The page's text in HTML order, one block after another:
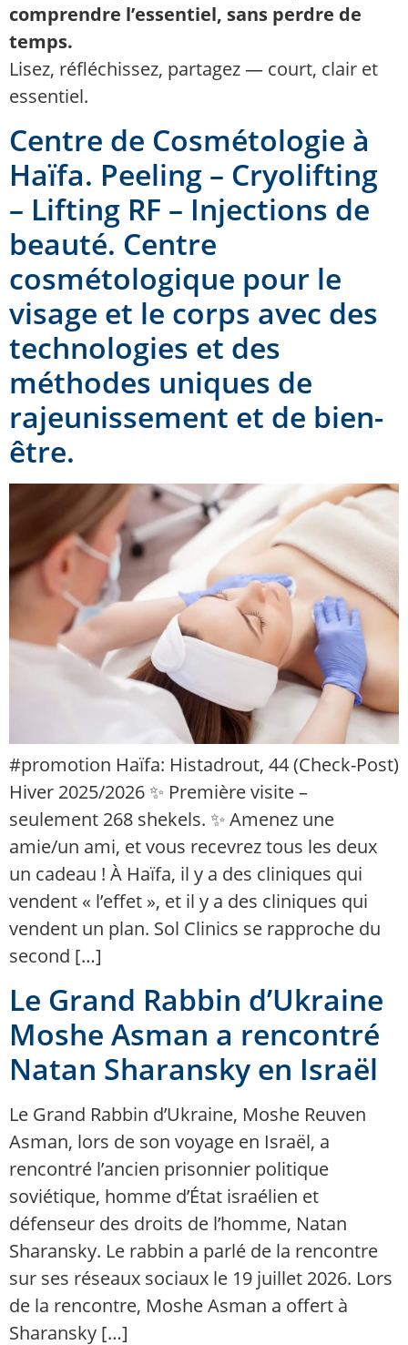
comprendre l’essentiel, sans perdre de
temps.
Lisez, réfléchissez, partagez — court, clair et
essentiel.
Centre de Cosmétologie à
Haïfa. Peeling – Cryolifting
– Lifting RF – Injections de
beauté. Centre
cosmétologique pour le
visage et le corps avec des
technologies et des
méthodes uniques de
rajeunissement et de bien-
être.
#promotion Haïfa: Histadrout, 44 (Check-Post)
Hiver 2025/2026 ✨ Première visite –
seulement 268 shekels. ✨ Amenez une
amie/un ami, et vous recevrez tous les deux
un cadeau ! À Haïfa, il y a des cliniques qui
vendent « l’effet », et il y a des cliniques qui
vendent un plan. Sol Clinics se rapproche du
second […]
Le Grand Rabbin d’Ukraine
Moshe Asman a rencontré
Natan Sharansky en Israël
Le Grand Rabbin d’Ukraine, Moshe Reuven
Asman, lors de son voyage en Israël, a
rencontré l’ancien prisonnier politique
soviétique, homme d’État israélien et
défenseur des droits de l’homme, Natan
Sharansky. Le rabbin a parlé de la rencontre
sur ses réseaux sociaux le 19 juillet 2026. Lors
de la rencontre, Moshe Asman a offert à
Sharansky […]